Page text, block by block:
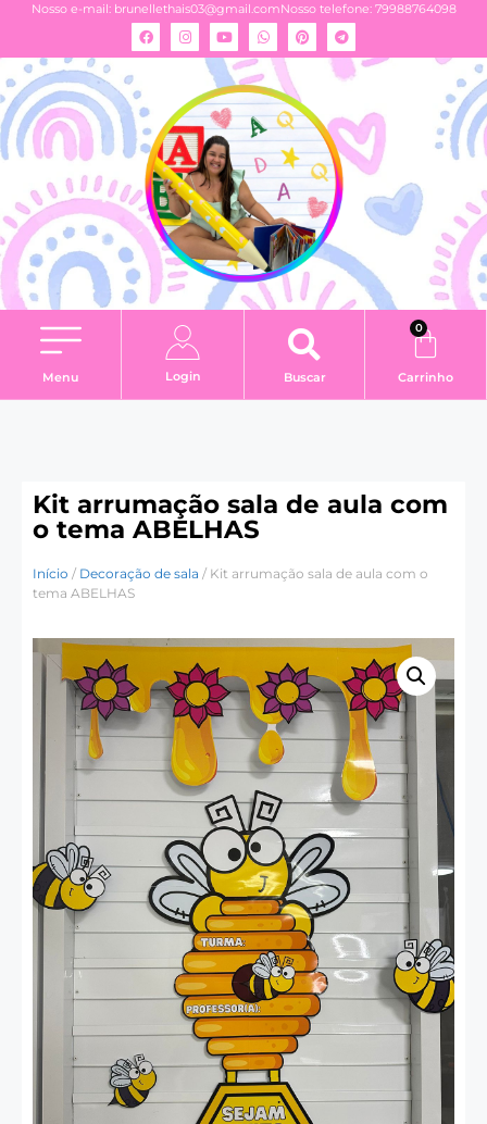
Nosso e-mail: brunellethais03@gmail.comNosso telefone: 79988764098
Menu Login Buscar
0
Carrinho
Kit arrumação sala de aula com
o tema ABELHAS
Início / Decoração de sala / Kit arrumação sala de aula com o
tema ABELHAS